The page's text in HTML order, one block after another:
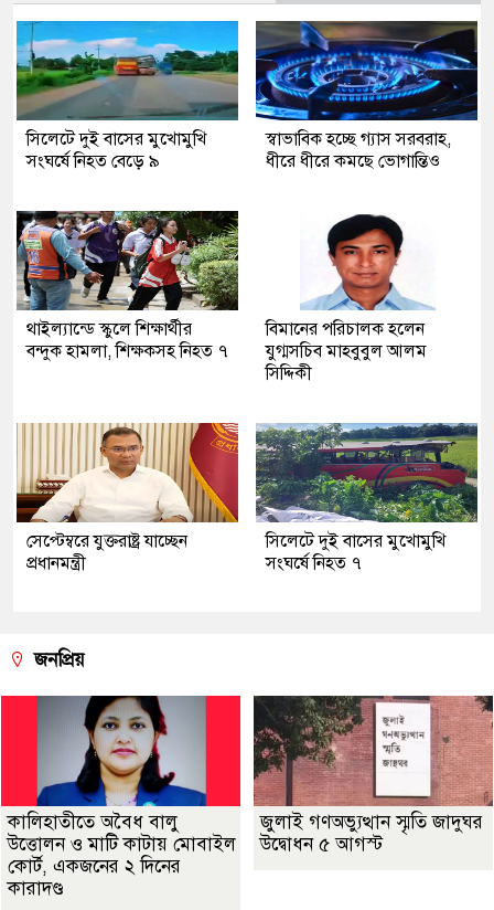
সিলেটে দুই বাসের মুখোমুখি
সংঘর্ষে নিহত বেড়ে ৯
স্বাভাবিক হচ্ছে গ্যাস সরবরাহ,
ধীরে ধীরে কমছে ভোগান্তিও
থাইল্যান্ডে স্কুলে শিক্ষার্থীর
বন্দুক হামলা, শিক্ষকসহ নিহত ৭
বিমানের পরিচালক হলেন
যুগ্মসচিব মাহবুবুল আলম
সিদ্দিকী
সেপ্টেম্বরে যুক্তরাষ্ট্র যাচ্ছেন
প্রধানমন্ত্রী
সিলেটে দুই বাসের মুখোমুখি
সংঘর্ষে নিহত ৭
জনপ্রিয়
কালিহাতীতে অবৈধ বালু
উত্তোলন ও মাটি কাটায় মোবাইল
কোর্ট, একজনের ২ দিনের
কারাদণ্ড
জুলাই গণঅভ্যুত্থান স্মৃতি জাদুঘর
উদ্বোধন ৫ আগস্ট